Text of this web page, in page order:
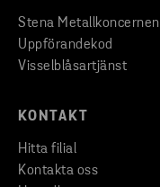
Stena Metallkoncernen
Uppförandekod
Visselblåsartjänst
KONTAKT
Hitta filial
Kontakta oss